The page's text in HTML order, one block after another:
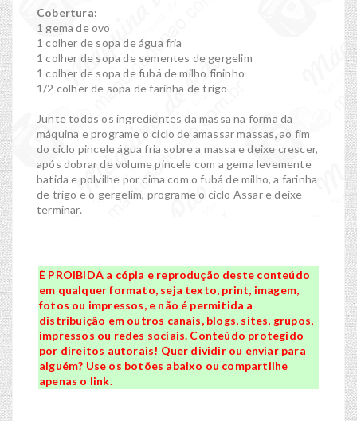
Cobertura:
1 gema de ovo
1 colher de sopa de água fria
1 colher de sopa de sementes de gergelim
1 colher de sopa de fubá de milho fininho
1/2 colher de sopa de farinha de trigo
Junte todos os ingredientes da massa na forma da
máquina e programe o ciclo de amassar massas, ao fim
do ciclo pincele água fria sobre a massa e deixe crescer,
após dobrar de volume pincele com a gema levemente
batida e polvilhe por cima com o fubá de milho, a farinha
de trigo e o gergelim, programe o ciclo Assar e deixe
terminar.
É PROIBIDA a cópia e reprodução deste conteúdo
em qualquer formato, seja texto, print, imagem,
fotos ou impressos, e não é permitida a
distribuição em outros canais, blogs, sites, grupos,
impressos ou redes sociais. Conteúdo protegido
por direitos autorais! Quer dividir ou enviar para
alguém? Use os botões abaixo ou compartilhe
apenas o link.